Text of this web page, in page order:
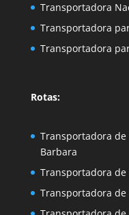
Transportadora
Transportadora
Transportadora
Rotas:
Transportadora de
Barbara
Transportadora de
Transportadora de